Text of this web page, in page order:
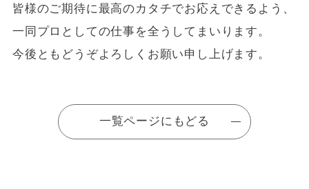
皆様のご期待に最高のカタチでお応えできるよう、
一同プロとしての仕事を全うしてまいります。
今後ともどうぞよろしくお願い申し上げます。
一覧ページにもどる